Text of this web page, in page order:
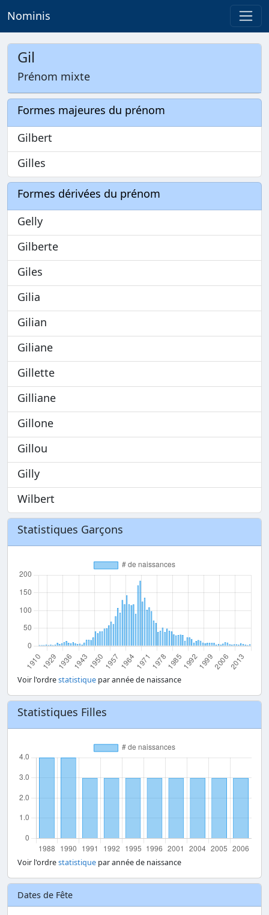
Nominis
Gil
Prénom mixte
Formes majeures du prénom
Gilbert
Gilles
Formes dérivées du prénom
Gelly
Gilberte
Giles
Gilia
Gilian
Giliane
Gillette
Gilliane
Gillone
Gillou
Gilly
Wilbert
Statistiques Garçons
Voir l'ordrestatistique par année de naissance
Statistiques Filles
Voir l'ordrestatistique par année de naissance
Dates de Fête